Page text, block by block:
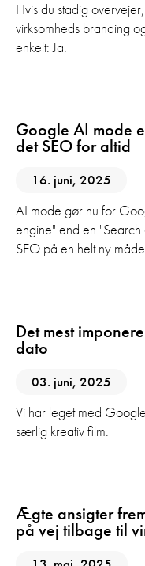
Hvis du stadig
virksomheds branding
enkelt: Ja.
Google AI mode
det SEO for altid
16. juni, 2025
AI mode gør nu for
engine" end en
SEO på en helt ny
Det mest
dato
03. juni, 2025
Vi har leget med
særlig kreativ film.
Ægte ansigter
på vej tilbage til